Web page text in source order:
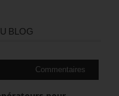
BLOG
Commentaires